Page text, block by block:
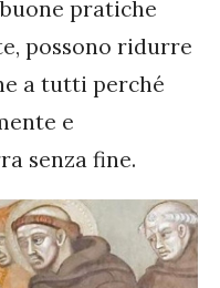
pratiche
possono ridurre
a tutti perché
e
senza fine.